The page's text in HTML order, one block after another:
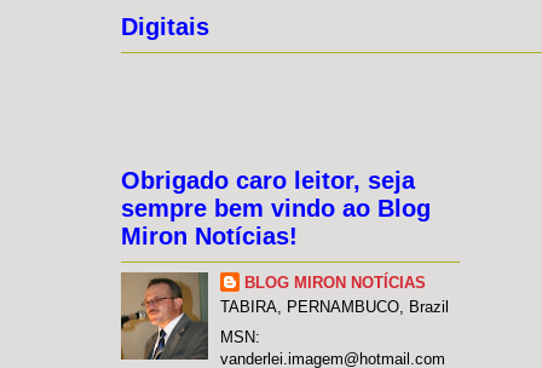
Digitais
Obrigado caro leitor, seja
sempre bem vindo ao Blog
Miron Notícias!
BLOG MIRON NOTÍCIAS
TABIRA, PERNAMBUCO, Brazil
MSN:
vanderlei.imagem@hotmail.com